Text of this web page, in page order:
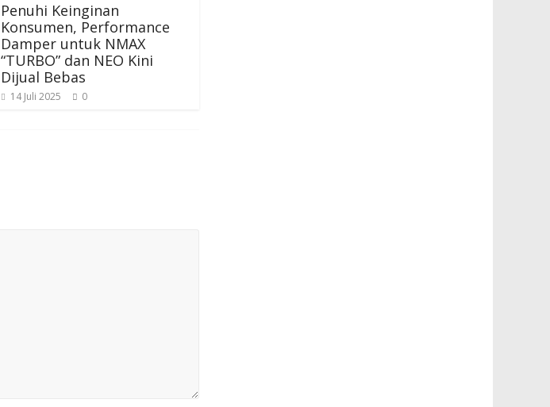
Penuhi Keinginan
Konsumen, Performance
Damper untuk NMAX
“TURBO” dan NEO Kini
Dijual Bebas
14 Juli 2025 0